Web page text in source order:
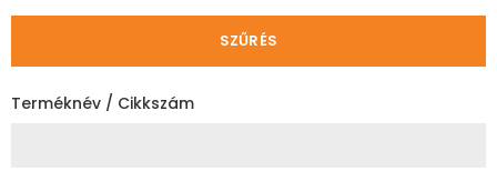
SZŰRÉS
Terméknév / Cikkszám